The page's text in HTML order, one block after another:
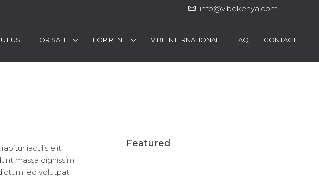
info@vibekenya.com
US FOR SALE FOR RENT VIBE INTERNATIONAL FAQ CONTACT
iaculis elit
massa dignissim
leo volutpat
Featured